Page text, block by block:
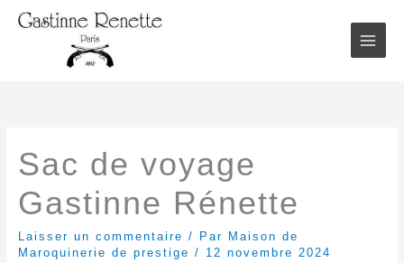
Aller
Sac de voyage
Gastinne Rénette
Laisser un commentaire / Par Maison de
Maroquinerie de prestige / 12 novembre 2024